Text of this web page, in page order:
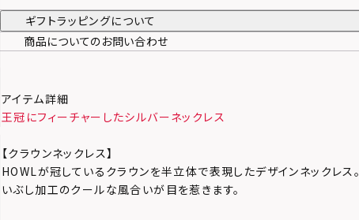
ギフトラッピングについて
商品についてのお問い合わせ
アイテム詳細
王冠にフィーチャーしたシルバーネックレス
【クラウンネックレス】
HOWLが冠しているクラウンを半立体で表現したデザインネックレス。
いぶし加工のクールな風合いが目を惹きます。